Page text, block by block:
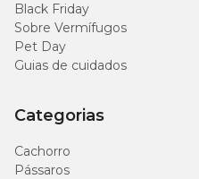
Black Friday
Sobre Vermífugos
Pet Day
Guias de cuidados
Categorias
Cachorro
Pássaros